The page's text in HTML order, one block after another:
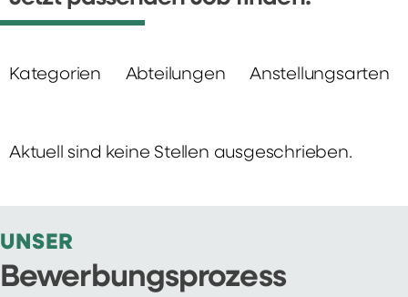
Kategorien Abteilungen Anstellungsarten
Aktuell sind keine Stellen ausgeschrieben.
UNSER
Bewerbungsprozess